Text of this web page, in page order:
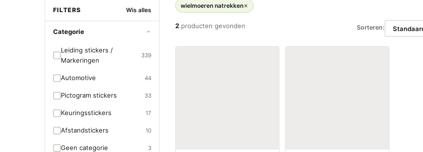
FILTERS Wis alles
Categorie
Leiding stickers /
Markeringen
339
Automotive 44
Pictogram stickers 33
Keuringsstickers 17
Afstandstickers 10
Geen categorie 3
wielmoeren natrekken
2 producten gevonden Sorteren: